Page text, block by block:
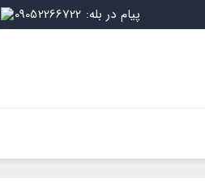
پیام در بله: 09052266722